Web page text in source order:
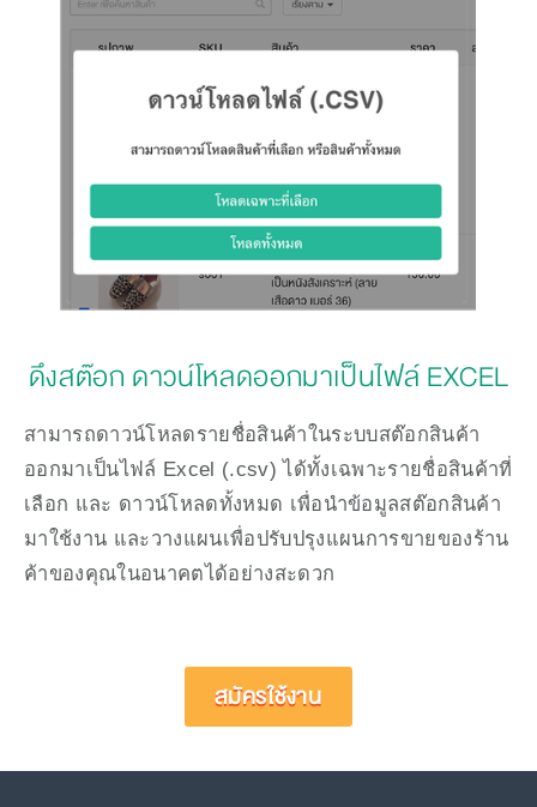
ดึงสต๊อก ดาวน์โหลดออกมาเป็นไฟล์ EXCEL
สามารถดาวน์โหลดรายชื่อสินค้าในระบบสต๊อกสินค้า
ออกมาเป็นไฟล์ Excel (.csv) ได้ทั้งเฉพาะรายชื่อสินค้าที่
เลือก และ ดาวน์โหลดทั้งหมด เพื่อนำข้อมูลสต๊อกสินค้า
มาใช้งาน และวางแผนเพื่อปรับปรุงแผนการขายของร้าน
ค้าของคุณในอนาคตได้อย่างสะดวก
สมัครใช้งาน